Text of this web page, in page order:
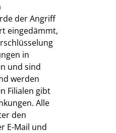
der Angriff
eingedämmt,
in
und sind
werden
Filialen gibt
Alle
den
E-Mail und